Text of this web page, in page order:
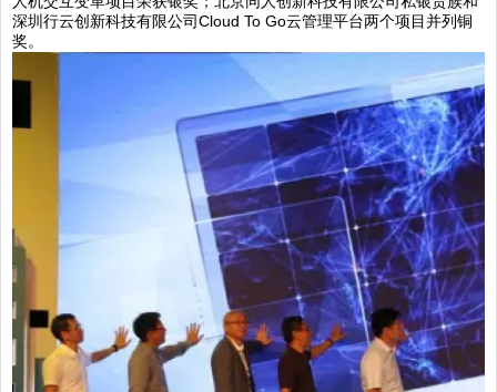
深圳行云创新科技有限公司Cloud To Go云管理平台两个项目并列铜
奖。